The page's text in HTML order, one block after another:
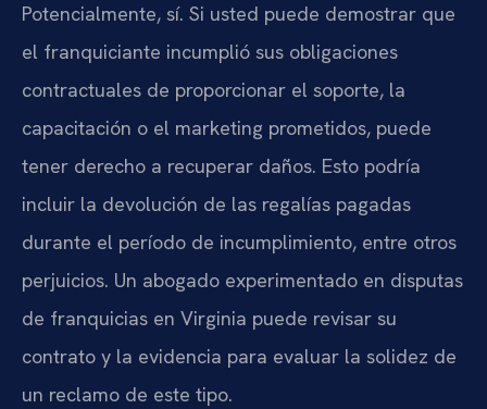
Potencialmente, sí. Si usted puede demostrar que
el franquiciante incumplió sus obligaciones
contractuales de proporcionar el soporte, la
capacitación o el marketing prometidos, puede
tener derecho a recuperar daños. Esto podría
incluir la devolución de las regalías pagadas
durante el período de incumplimiento, entre otros
perjuicios. Un abogado experimentado en disputas
de franquicias en Virginia puede revisar su
contrato y la evidencia para evaluar la solidez de
un reclamo de este tipo.